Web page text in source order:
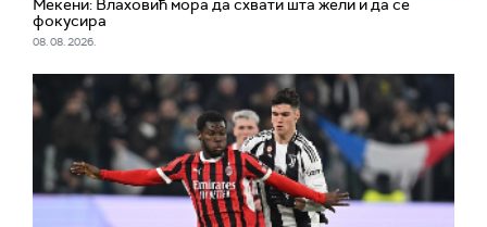
Мекени: Влаховић мора да схвати шта жели и да се
фокусира
08. 08. 2026.